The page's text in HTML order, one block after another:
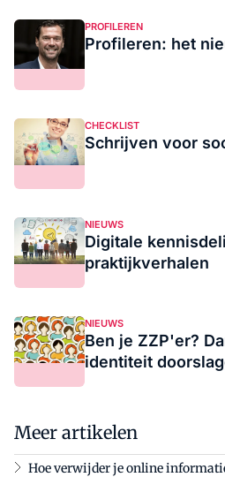
PROFILEREN
Profileren: het
CHECKLIST
Schrijven voor
NIEUWS
Digitale
praktijkverhalen
NIEUWS
Ben je ZZP'er?
identiteit
Meer artikelen
Hoe verwijder je online